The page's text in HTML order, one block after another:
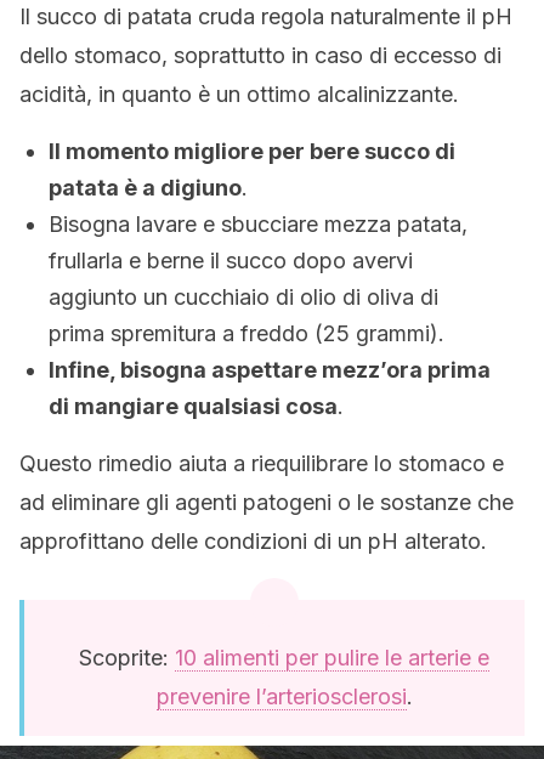
Il succo di patata cruda regola naturalmente il pH
dello stomaco, soprattutto in caso di eccesso di
acidità, in quanto è un ottimo alcalinizzante.
Il momento migliore per bere succo di
patata è a digiuno.
Bisogna lavare e sbucciare mezza patata,
frullarla e berne il succo dopo avervi
aggiunto un cucchiaio di olio di oliva di
prima spremitura a freddo (25 grammi).
Infine, bisogna aspettare mezz’ora prima
di mangiare qualsiasi cosa.
Questo rimedio aiuta a riequilibrare lo stomaco e
ad eliminare gli agenti patogeni o le sostanze che
approfittano delle condizioni di un pH alterato.
Scoprite: 10 alimenti per pulire le arterie e
prevenire l’arteriosclerosi.